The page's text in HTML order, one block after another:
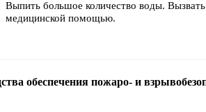
Выпить большое количество воды.
медицинской помощью.
обеспечения пожаро- и